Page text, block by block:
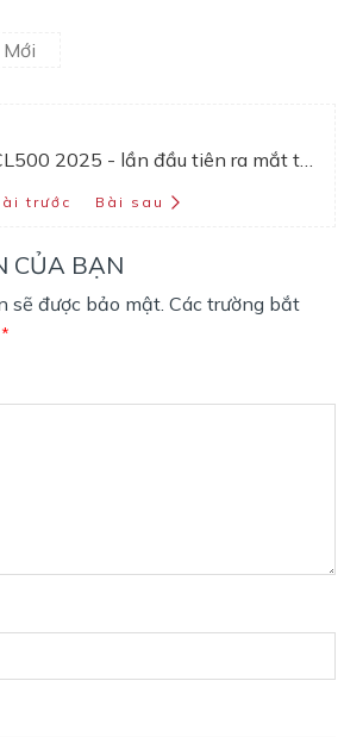
Mới
Khám phá Honda CL500 2025 - lần đầu tiên ra mắt tại Việt Nam với giá bán hấp dẫn
trước Bài sau
CỦA BẠN
sẽ được bảo mật. Các trường bắt
*